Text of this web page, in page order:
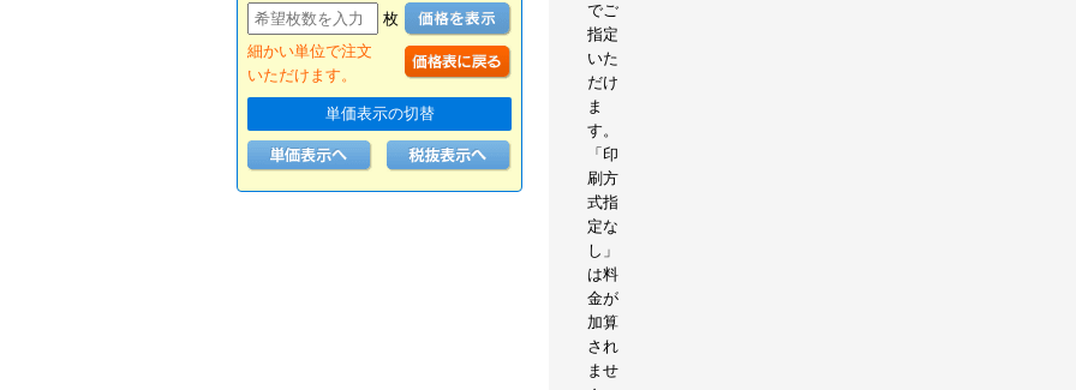
枚
細かい単位で注文
いただけます。
単価表示の切替
でご
指定
いた
だけ
ま
す。
「印
刷方
式指
定な
し」
は料
金が
加算
され
ませ